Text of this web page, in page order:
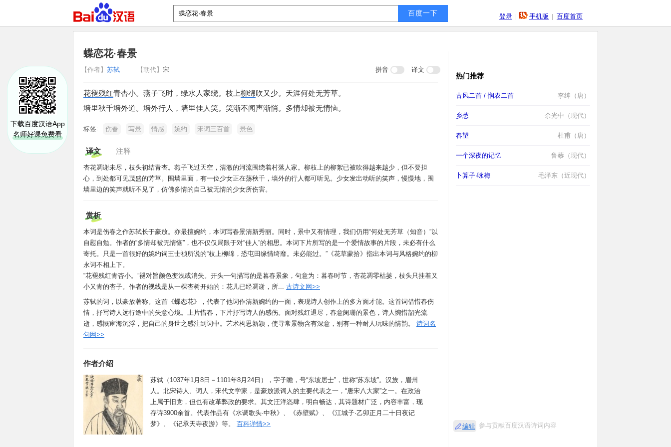
登录 | 手机版 | 百度首页
下载百度汉语App
名师好课免费看
蝶恋花·春景
【作者】 苏轼 【朝代】 宋 拼音 译文
花褪残红青杏小。 燕子飞时， 绿水人家绕。 枝上柳绵吹又少。 天涯何处无芳草。
墙里秋千墙外道。 墙外行人， 墙里佳人笑。 笑渐不闻声渐悄。 多情却被无情恼。
标签: 伤春 写景 情感 婉约 宋词三百首 景色
译文 注释
杏花凋谢未尽，枝头初结青杏。燕子飞过天空，清澈的河流围绕着村落人家。柳枝上的柳絮已被吹得越来越少，但不要担
心，到处都可见茂盛的芳草。围墙里面，有一位少女正在荡秋千，墙外的行人都可听见。少女发出动听的笑声，慢慢地，围
墙里边的笑声就听不见了，仿佛多情的自己被无情的少女所伤害。
赏析
本词是伤春之作苏轼长于豪放。亦最擅婉约，本词写春景清新秀丽。同时，景中又有情理，我们仍用“何处无芳草（知音）”以
自慰自勉。作者的“多情却被无情恼”，也不仅仅局限于对“佳人”的相思。本词下片所写的是一个爱情故事的片段，未必有什么
寄托。只是一首很好的婉约词王士祯所说的“枝上柳绵，恐屯田缘情绮靡。未必能过。”《花草蒙拾》指出本词与风格婉约的柳
永词不相上下。
“花褪残红青杏小。”褪对旨颜色变浅或消失。开头一句描写的是暮春景象，句意为：暮春时节，杏花凋零枯萎，枝头只挂着又
小又青的杏子。作者的视线是从一棵杏树开始的：花儿已经凋谢，所... 古诗文网>>
苏轼的词，以豪放著称。这首《蝶恋花》，代表了他词作清新婉约的一面，表现诗人创作上的多方面才能。这首词借惜春伤
情，抒写诗人远行途中的失意心境。上片惜春，下片抒写诗人的感伤。面对残红退尽，春意阑珊的景色，诗人惋惜韶光流
逝，感慨宦海沉浮，把自己的身世之感注到词中。艺术构思新颖，使寻常景物含有深意，别有一种耐人玩味的情韵。 诗词名
句网>>
作者介绍
苏轼（1037年1月8日－1101年8月24日），字子瞻，号“东坡居士”，世称“苏东坡”。汉族，眉州
人。北宋诗人、词人，宋代文学家，是豪放派词人的主要代表之一，“唐宋八大家”之一。在政治
上属于旧党，但也有改革弊政的要求。其文汪洋恣肆，明白畅达，其诗题材广泛，内容丰富，现
存诗3900余首。代表作品有《水调歌头·中秋》、《赤壁赋》、《江城子·乙卯正月二十日夜记
梦》、《记承天寺夜游》等。
百科详情>>
热门推荐
古风二首 / 悯农二首 李绅（唐）
乡愁 余光中（现代）
春望 杜甫（唐）
一个深夜的记忆 鲁藜（现代）
卜算子·咏梅 毛泽东（近现代）
编辑 参与贡献百度汉语诗词内容